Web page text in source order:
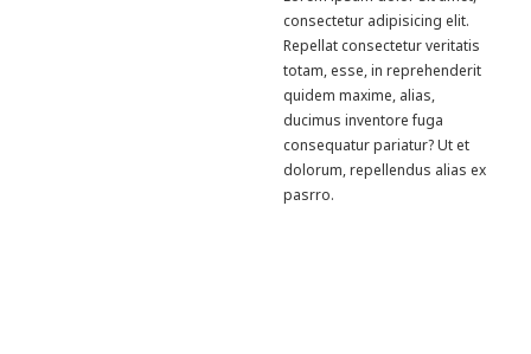
consectetur adipisicing elit.
Repellat consectetur veritatis
totam, esse, in reprehenderit
quidem maxime, alias,
ducimus inventore fuga
consequatur pariatur? Ut et
dolorum, repellendus alias ex
pasrro.